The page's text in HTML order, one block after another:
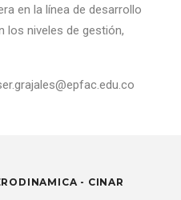
en la línea de desarrollo
los niveles de gestión,
- CINAR